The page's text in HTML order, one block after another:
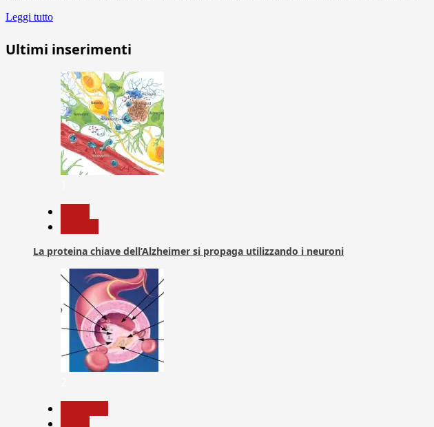
Leggi tutto
Ultimi inserimenti
La proteina chiave dell’Alzheimer si propaga utilizzando i neuroni